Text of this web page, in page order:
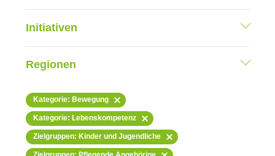
Initiativen
Regionen
Kategorie: Bewegung
Kategorie: Lebenskompetenz
Zielgruppen: Kinder und Jugendliche